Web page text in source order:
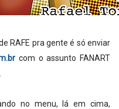
RAFE pra gente é só enviar
com o assunto FANART
no menu, lá em cima,